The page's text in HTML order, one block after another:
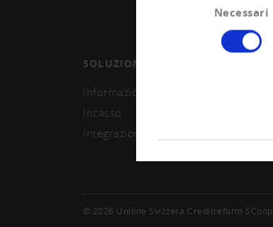
Necessari
SOLUZIONI
Informazioni e monitoring
Incasso
Integrazione sistema
© 2026 Unione Svizzera Creditreform SCoop